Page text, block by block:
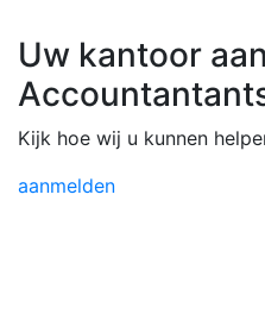
Uw kantoor
Kijk hoe wij u kunnen
aanmelden